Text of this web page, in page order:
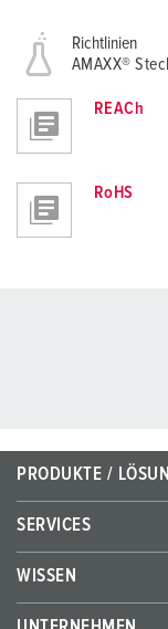
Richtlinien
AMAXX®
REACh
RoHS
PRODUKTE /
SERVICES
WISSEN